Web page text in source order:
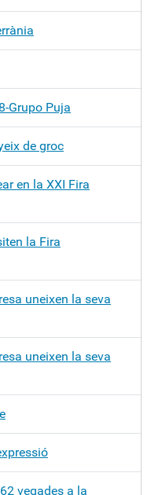
Grupo Puja
de groc
en la XXI Fira
la Fira
uneixen la seva
uneixen la seva
vegades a la